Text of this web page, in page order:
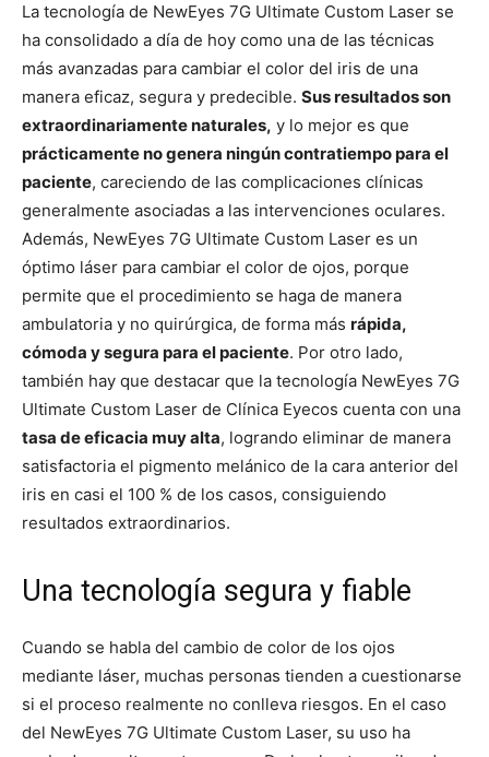
La tecnología de NewEyes 7G Ultimate Custom Laser se
ha consolidado a día de hoy como una de las técnicas
más avanzadas para cambiar el color del iris de una
manera eficaz, segura y predecible. Sus resultados son
extraordinariamente naturales, y lo mejor es que
prácticamente no genera ningún contratiempo para el
paciente, careciendo de las complicaciones clínicas
generalmente asociadas a las intervenciones oculares.
Además, NewEyes 7G Ultimate Custom Laser es un
óptimo láser para cambiar el color de ojos, porque
permite que el procedimiento se haga de manera
ambulatoria y no quirúrgica, de forma más rápida,
cómoda y segura para el paciente. Por otro lado,
también hay que destacar que la tecnología NewEyes 7G
Ultimate Custom Laser de Clínica Eyecos cuenta con una
tasa de eficacia muy alta, logrando eliminar de manera
satisfactoria el pigmento melánico de la cara anterior del
iris en casi el 100 % de los casos, consiguiendo
resultados extraordinarios.
Una tecnología segura y fiable
Cuando se habla del cambio de color de los ojos
mediante láser, muchas personas tienden a cuestionarse
si el proceso realmente no conlleva riesgos. En el caso
del NewEyes 7G Ultimate Custom Laser, su uso ha